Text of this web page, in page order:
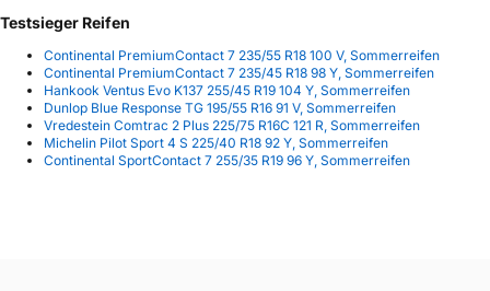
Testsieger Reifen
Continental PremiumContact 7 235/55 R18 100 V, Sommerreifen
Continental PremiumContact 7 235/45 R18 98 Y, Sommerreifen
Hankook Ventus Evo K137 255/45 R19 104 Y, Sommerreifen
Dunlop Blue Response TG 195/55 R16 91 V, Sommerreifen
Vredestein Comtrac 2 Plus 225/75 R16C 121 R, Sommerreifen
Michelin Pilot Sport 4 S 225/40 R18 92 Y, Sommerreifen
Continental SportContact 7 255/35 R19 96 Y, Sommerreifen